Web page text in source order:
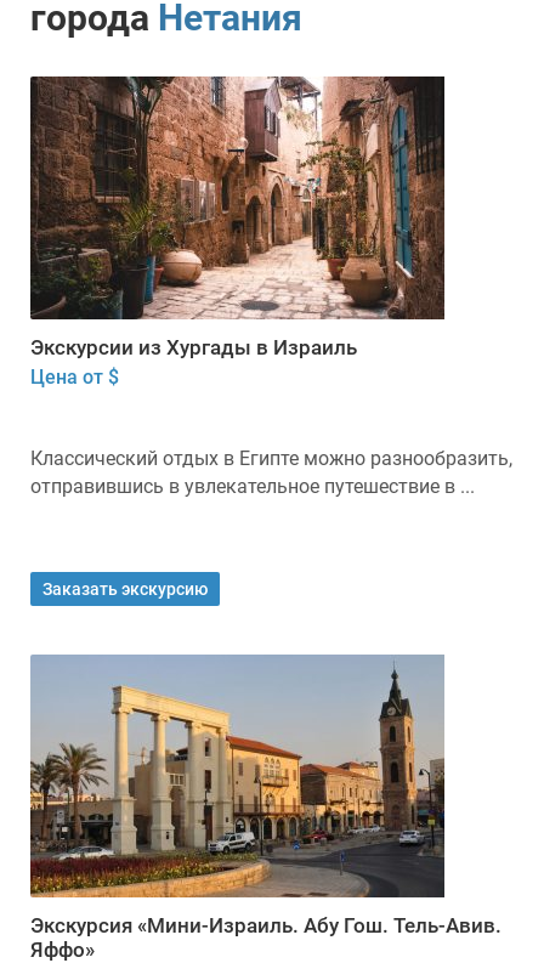
города Нетания
Экскурсии из Хургады в Израиль
Цена от $
Классический отдых в Египте можно разнообразить,
отправившись в увлекательное путешествие в ...
Заказать экскурсию
Экскурсия «Мини-Израиль. Абу Гош. Тель-Авив.
Яффо»